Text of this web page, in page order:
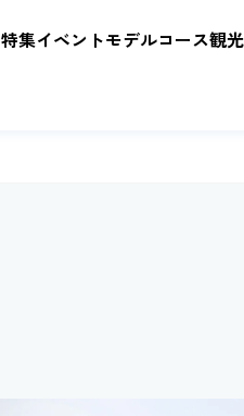
特集イベントモデルコース観